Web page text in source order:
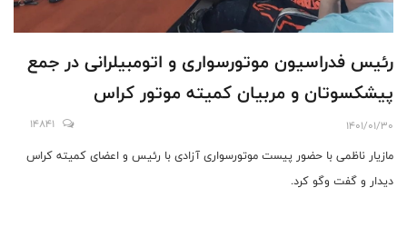
رئیس فدراسیون موتورسواری و اتومبیلرانی در جمع
پیشکسوتان و مربیان کمیته موتور کراس
1401/01/30
14841
مازیار ناظمی با حضور پیست موتورسواری آزادی با رئیس و اعضای کمیته کراس
دیدار و گفت وگو کرد.